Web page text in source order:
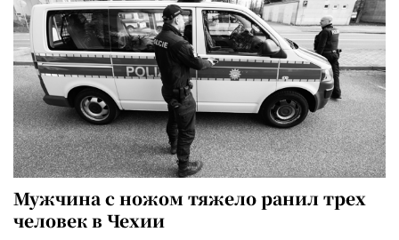
Мужчина с ножом тяжело ранил трех
человек в Чехии